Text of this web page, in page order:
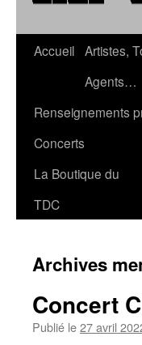
Accueil Artistes,
Agents…
Renseignements
Concerts
La Boutique du
TDC
Archives
Concert
Publié le27 avril